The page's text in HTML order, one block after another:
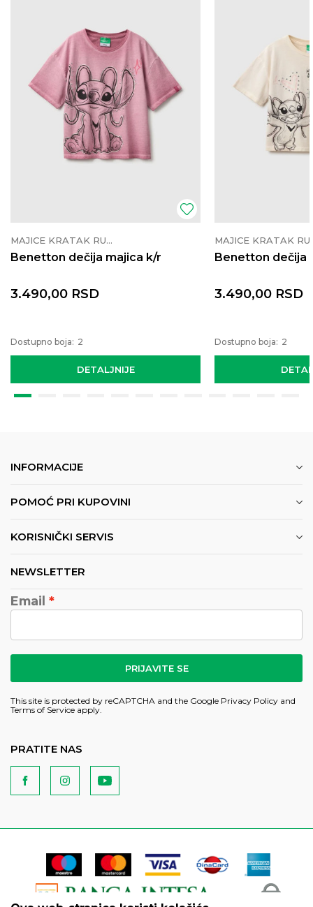
MAJICE KRATAK RUKAV
Benetton dečija majica k/r
DETALJNIJE
3.490,00 RSD
Dostupno boja: 2
Benetton dečija
3.490,00 RSD
Dostupno boja: 2
INFORMACIJE
POMOĆ PRI KUPOVINI
KORISNIČKI SERVIS
NEWSLETTER
Email
PRIJAVITE SE
This site is protected by reCAPTCHA and the Google Privacy Policy and
Terms of Service apply.
PRATITE NAS